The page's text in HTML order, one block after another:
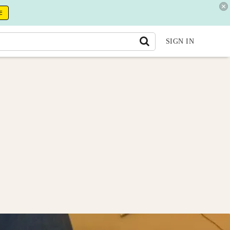
SIGN IN